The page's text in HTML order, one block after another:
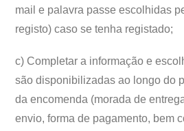
mail e palavra passe escolhidas
registo) caso se tenha registado;
c) Completar a informação e
são disponibilizadas ao longo do
da encomenda (morada de
envio, forma de pagamento, bem